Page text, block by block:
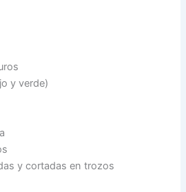
y verde)
y cortadas en trozos